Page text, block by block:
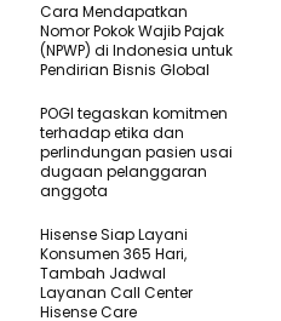
Cara Mendapatkan
Nomor Pokok Wajib Pajak
(NPWP) di Indonesia untuk
Pendirian Bisnis Global
POGI tegaskan komitmen
terhadap etika dan
perlindungan pasien usai
dugaan pelanggaran
anggota
Hisense Siap Layani
Konsumen 365 Hari,
Tambah Jadwal
Layanan Call Center
Hisense Care